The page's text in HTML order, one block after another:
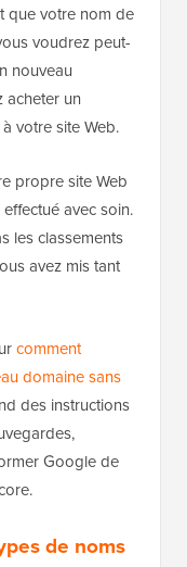
que votre nom de
voudrez peut-
nouveau
acheter un
votre site Web.
propre site Web
avec soin.
les classements
avez mis tant
comment
domaine sans
des instructions
Google de
de noms